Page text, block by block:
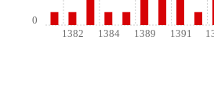
1382 1384 1389 1391
0